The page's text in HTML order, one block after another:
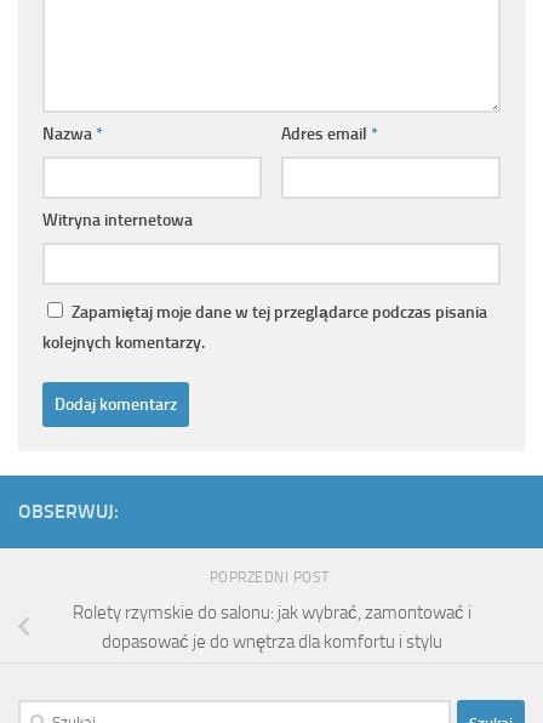
Nazwa* Adres email *
Witryna internetowa
Zapamiętaj moje dane w tej przeglądarce podczas pisania
kolejnych komentarzy.
OBSERWUJ:
POPRZEDNI POST
Rolety rzymskie do salonu: jak wybrać, zamontować i
dopasować je do wnętrza dla komfortu i stylu
Szukaj: